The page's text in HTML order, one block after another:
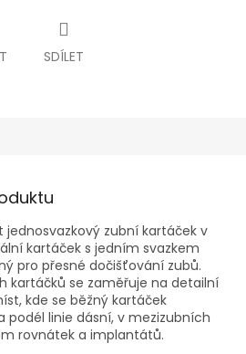
SDÍLET
jednosvazkový zubní kartáček v
kartáček s jedním svazkem
pro přesné dočišťování zubů.
kartáčků se zaměřuje na detailní
kde se běžný kartáček
podél linie dásní, v mezizubních
rovnátek a implantátů.